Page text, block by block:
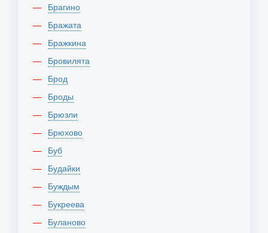
Брагино
Бражата
Бражкина
Бровилята
Брод
Броды
Брюзли
Брюхово
Буб
Будайки
Буждым
Букреева
Буланово